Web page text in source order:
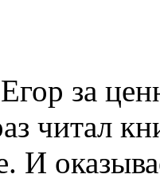
за
читал
И